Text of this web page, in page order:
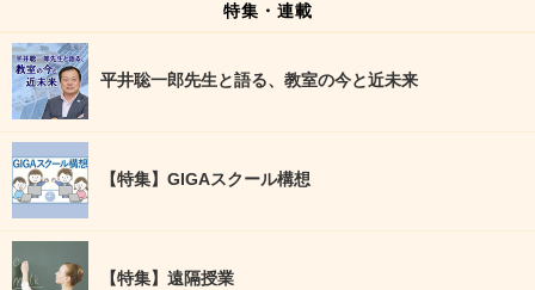
特集・連載
平井聡一郎先生と語る、教室の今と近未来
【特集】GIGAスクール構想
【特集】遠隔授業